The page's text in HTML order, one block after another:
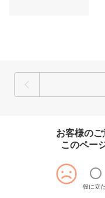
お客様の
このペー
役に立